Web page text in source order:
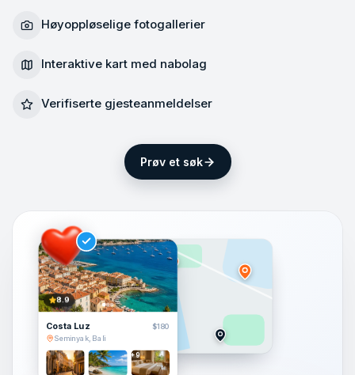
8.9
Costa Luz
$180
Seminyak, Bali
+9
Høyoppløselige fotogallerier
Interaktive kart med nabolag
Verifiserte gjesteanmeldelser
Prøv et søk